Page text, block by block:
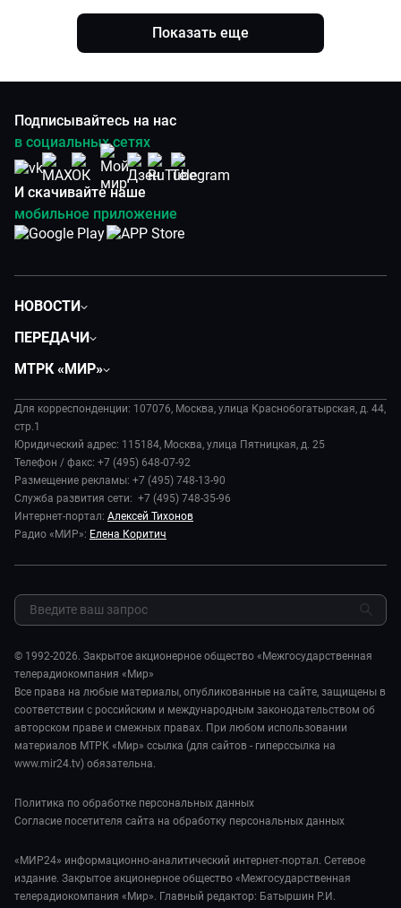
Показать еще
Подписывайтесь на нас
в социальных сетях
И скачивайте наше
мобильное приложение
НОВОСТИ
Экономика
Происшествия
В содружестве
В мире
Наука и технологии
Здоровье и медицина
Спорт
Шоу-бизнес
Стиль жизни
Сад и огород
ПЕРЕДАЧИ
Дела судебные
Диктор делает
Игра в кино
Игра в кино. Мультфильмы
Исторический детектив
Миллион за 5 минут
Мировое соглашение
Предварительный диагноз
Пять причин поехать в...
МТРК «МИР»
История
Руководство
Новости компании
Пресса о нас
Карьера
Реклама
Закупки и тендеры
Обратная связь
Для корреспонденции: 107076, Москва, улица Краснобогатырская, д. 44,
стр.1
Юридический адрес: 115184, Москва, улица Пятницкая, д. 25
Телефон / факс: +7 (495) 648-07-92
Размещение рекламы: +7 (495) 748-13-90
Служба развития сети: +7 (495) 748-35-96
Интернет-портал: Алексей Тихонов
Радио «МИР»: Елена Коритич
© 1992-2026. Закрытое акционерное общество «Межгосударственная
телерадиокомпания «Мир»
Все права на любые материалы, опубликованные на сайте, защищены в
соответствии с российским и международным законодательством об
авторском праве и смежных правах. При любом использовании
материалов МТРК «Мир» ссылка (для сайтов - гиперссылка на
www.mir24.tv) обязательна.
Политика по обработке персональных данных
Согласие посетителя сайта на обработку персональных данных
«МИР24» информационно-аналитический интернет-портал. Сетевое
издание. Закрытое акционерное общество «Межгосударственная
телерадиокомпания «Мир». Главный редактор: Батыршин Р.И.